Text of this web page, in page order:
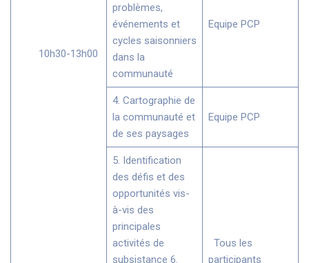
10h30-13h00
problèmes,
événements et
cycles saisonniers
dans la
communauté
Equipe PCP
4. Cartographie de
la communauté et
de ses paysages
Equipe PCP
5. Identification
des défis et des
opportunités vis-
à-vis des
principales
activités de
subsistance 6.
Tous les
participants